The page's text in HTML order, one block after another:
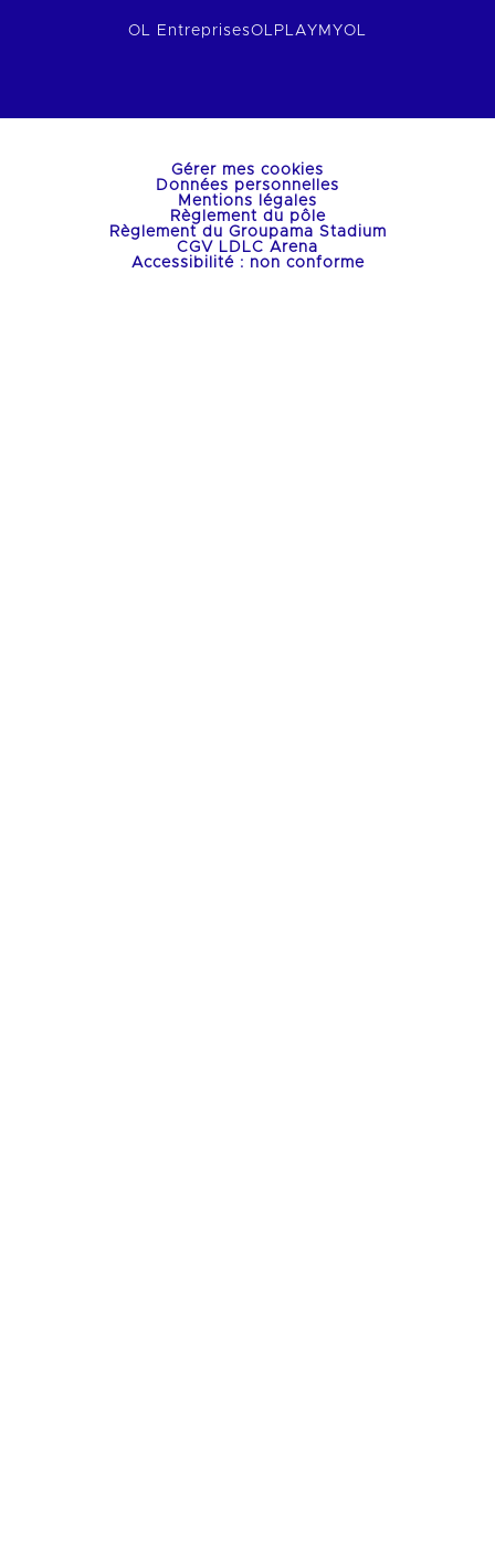
OL EntreprisesOLPLAY MYOL
Gérer mes cookies
Données personnelles
Mentions légales
Règlement du pôle
Règlement du Groupama Stadium
CGV LDLC Arena
Accessibilité : non conforme